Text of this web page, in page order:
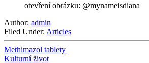
otevření obrázku: @mynameisdiana
Author: admin
Filed Under: Articles
Methimazol tablety
Kulturní život